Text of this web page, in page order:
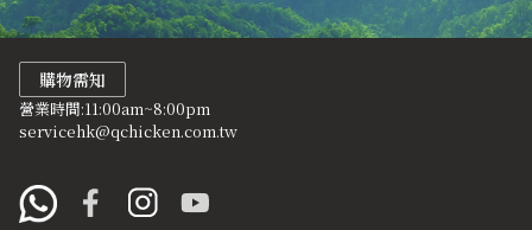
購物需知
營業時間:11:00am~8:00pm
servicehk@qchicken.com.tw